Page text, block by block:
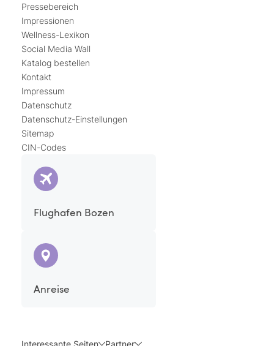
Pressebereich
Impressionen
Wellness-Lexikon
Social Media Wall
Katalog bestellen
Kontakt
Impressum
Datenschutz
Datenschutz-Einstellungen
Sitemap
CIN-Codes
Flughafen Bozen
Anreise
Interessante Seiten Partner